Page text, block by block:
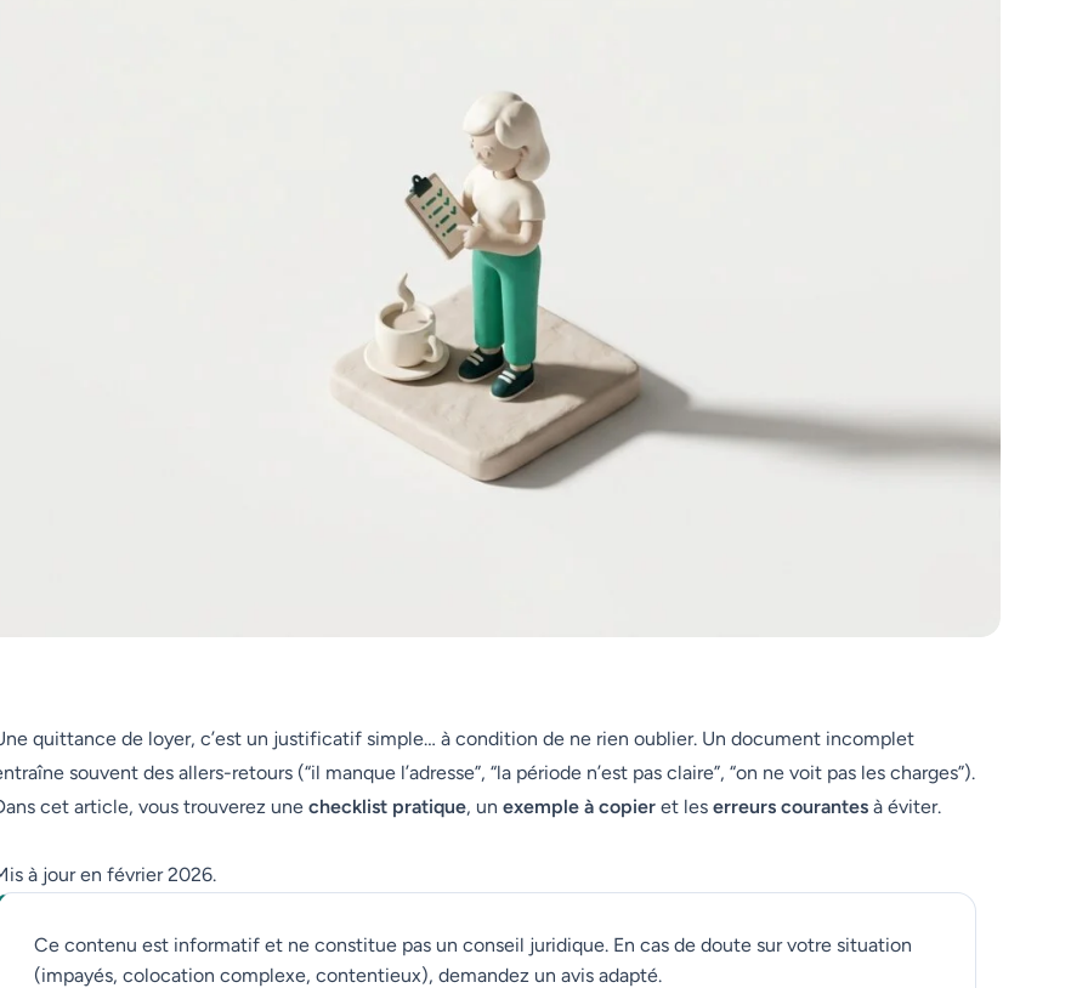
quittance de loyer, c’est un justificatif simple… à condition de ne rien oublier. Un document incomplet
souvent des allers-retours (“il manque l’adresse”, “la période n’est pas claire”, “on ne voit pas les charges”).
cet article, vous trouverez une checklist pratique, un exemple à copier et les erreurs courantes à éviter.
à jour en février 2026.
Ce contenu est informatif et ne constitue pas un conseil juridique. En cas de doute sur votre situation
(impayés, colocation complexe, contentieux), demandez un avis adapté.